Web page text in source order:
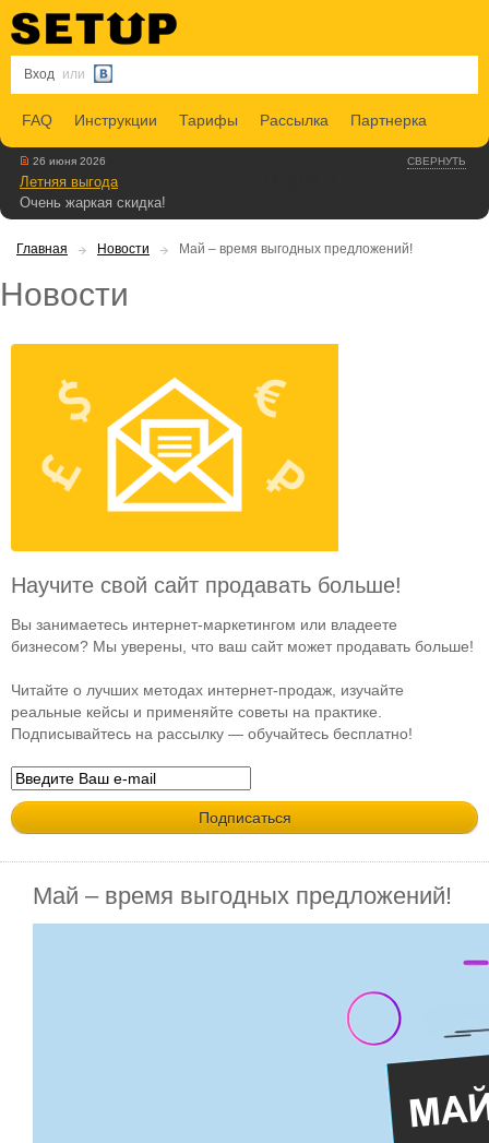
Вход или
FAQ Инструкции Тарифы Рассылка Партнерка
СВЕРНУТЬ
26 июня 2026
Летняя выгода
Очень жаркая скидка!
Главная Новости Май – время выгодных предложений!
Новости
Научите свой сайт продавать больше!
Вы занимаетесь интернет-маркетингом или владеете
бизнесом? Мы уверены, что ваш сайт может продавать больше!
Читайте о лучших методах интернет-продаж, изучайте
реальные кейсы и применяйте советы на практике.
Подписывайтесь на рассылку — обучайтесь бесплатно!
Май – время выгодных предложений!